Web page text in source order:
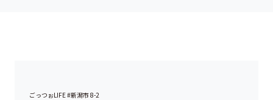
ごっつぉLIFE #新潟市 8-2